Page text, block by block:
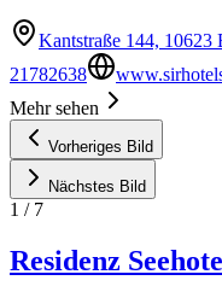
Kantstraße 144, 10623
21782638
Mehr sehen
Vorheriges Bild
Nächstes Bild
1 / 7
Residenz